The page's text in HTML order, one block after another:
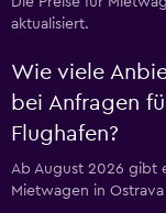
aktualisiert.
Wie viele
bei Anfragen
Flughafen?
Ab August 2026 gibt
Mietwagen in